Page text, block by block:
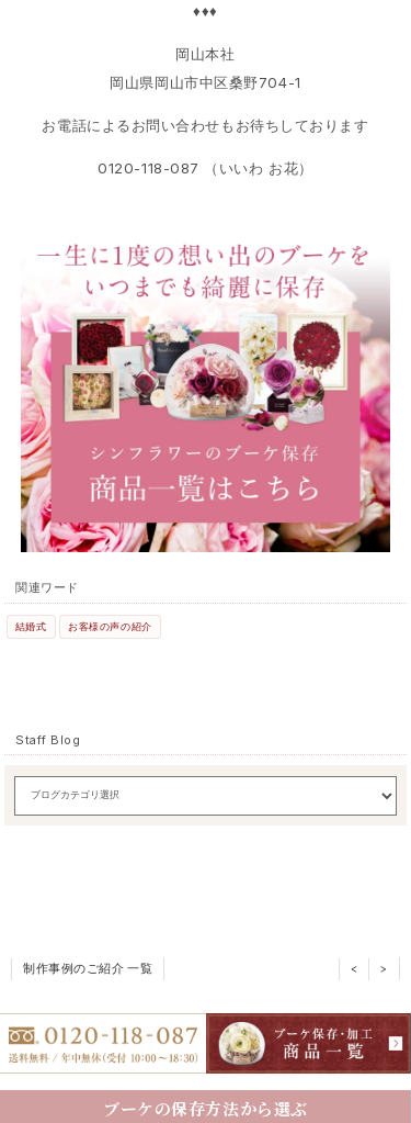
♦♦♦
岡山本社
岡山県岡山市中区桑野704-1
お電話によるお問い合わせもお待ちしております
0120-118-087 （いいわ お花）
関連ワード
結婚式 お客様の声の紹介
Staff Blog
制作事例のご紹介 一覧 < >
ブーケの保存方法から選ぶ